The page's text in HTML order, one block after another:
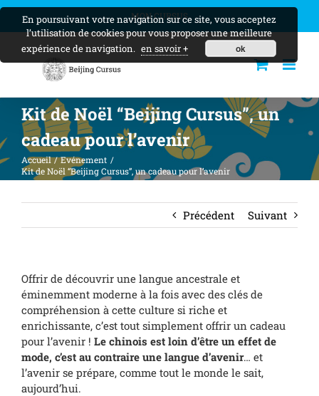
Skip
content
MON CURSUS
Kit de Noël “Beijing Cursus”, un
cadeau pour l’avenir
Accueil
Evénement
Kit de Noël “Beijing Cursus”, un cadeau pour l’avenir
Précédent Suivant
Offrir de découvrir une langue ancestrale et
éminemment moderne à la fois avec des clés de
compréhension à cette culture si riche et
enrichissante, c’est tout simplement offrir un cadeau
pour l’avenir ! Le chinois est loin d’être un effet de
mode, c’est au contraire une langue d’avenir… et
l’avenir se prépare, comme tout le monde le sait,
aujourd’hui.
En poursuivant votre navigation sur ce site, vous acceptez
l’utilisation de cookies pour vous proposer une meilleure
expérience de navigation. en savoir + ok